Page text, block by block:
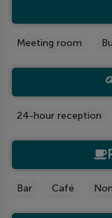
Meeting room
24-hour reception
Bar Café